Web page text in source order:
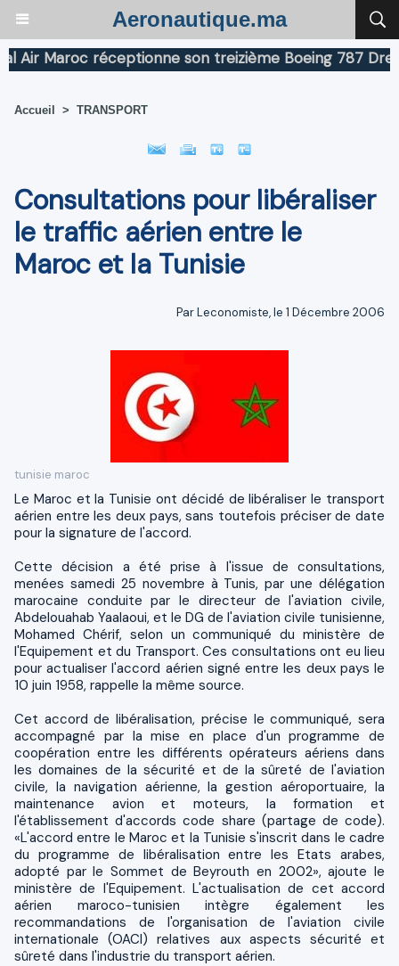
Aeronautique.ma
Maroc réceptionne son treizième Boeing 787
Accueil > TRANSPORT
Consultations pour libéraliser
le traffic aérien entre le
Maroc et la Tunisie
Par Leconomiste, le 1 Décembre 2006
tunisie maroc
Le Maroc et la Tunisie ont décidé de libéraliser le transport
aérien entre les deux pays, sans toutefois préciser de date
pour la signature de l'accord.
Cette décision a été prise à l'issue de consultations,
menées samedi 25 novembre à Tunis, par une délégation
marocaine conduite par le directeur de l'aviation civile,
Abdelouahab Yaalaoui, et le DG de l'aviation civile tunisienne,
Mohamed Chérif, selon un communiqué du ministère de
l'Equipement et du Transport. Ces consultations ont eu lieu
pour actualiser l'accord aérien signé entre les deux pays le
10 juin 1958, rappelle la même source.
Cet accord de libéralisation, précise le communiqué, sera
accompagné par la mise en place d'un programme de
coopération entre les différents opérateurs aériens dans
les domaines de la sécurité et de la sûreté de l'aviation
civile, la navigation aérienne, la gestion aéroportuaire, la
maintenance avion et moteurs, la formation et
l'établissement d'accords code share (partage de code).
«L'accord entre le Maroc et la Tunisie s'inscrit dans le cadre
du programme de libéralisation entre les Etats arabes,
adopté par le Sommet de Beyrouth en 2002», ajoute le
ministère de l'Equipement. L'actualisation de cet accord
aérien maroco-tunisien intègre également les
recommandations de l'organisation de l'aviation civile
internationale (OACI) relatives aux aspects sécurité et
sûreté dans l'industrie du transport aérien.